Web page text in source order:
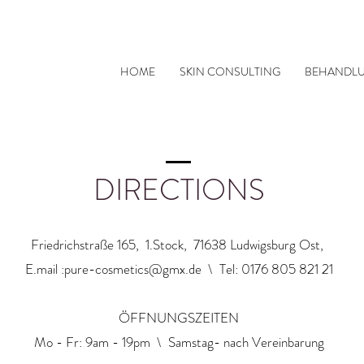
HOME SKIN CONSULTING
DIRECTIONS
Friedrichstraße 165, 1.Stock, 71638 Ludwigsburg Ost,
E.mail :pure-cosmetics@gmx.de\ Tel: 0176 805 821 21
ÖFFNUNGSZEITEN
Mo - Fr: 9am - 19pm \ ​​Samstag- nach Vereinbarung